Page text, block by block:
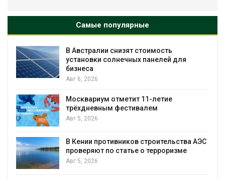
Самые популярные
В Австралии снизят стоимость
установки солнечных панелей для
бизнеса
Авг 6, 2026
Москвариум отметит 11-летие
трёхдневным фестивалем
Авг 5, 2026
В Кении противников строительства АЭС
проверяют по статье о терроризме
Авг 5, 2026